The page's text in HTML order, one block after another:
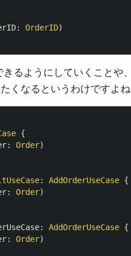
: OrderID)
るようにしていくことや
くなるというわけですよね
{
: Order)
: AddOrderUseCase {
: Order)
: AddOrderUseCase {
: Order)